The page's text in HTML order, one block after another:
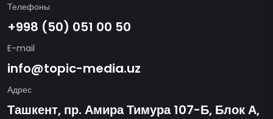
Телефоны
+998 (50) 051 00 50
E-mail
info@topic-media.uz
Адрес
Ташкент, пр. Амира Тимура 107-Б, Блок А,